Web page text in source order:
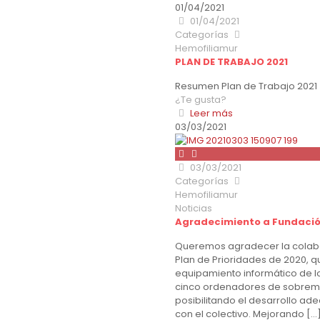
01/04/2021
01/04/2021
Categorías
Hemofiliamur
PLAN DE TRABAJO 2021
Resumen Plan de Trabajo 2021
¿Te gusta?
Leer más
03/03/2021
03/03/2021
Categorías
Hemofiliamur
Noticias
Agradecimiento a
Queremos agradecer la
Plan de Prioridades de 2020,
equipamiento informático de
cinco ordenadores de
posibilitando el desarrollo
con el colectivo. Mejorando